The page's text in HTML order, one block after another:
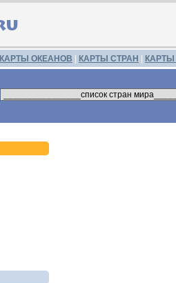
КАРТЫ ОКЕАНОВ КАРТЫ СТРАН